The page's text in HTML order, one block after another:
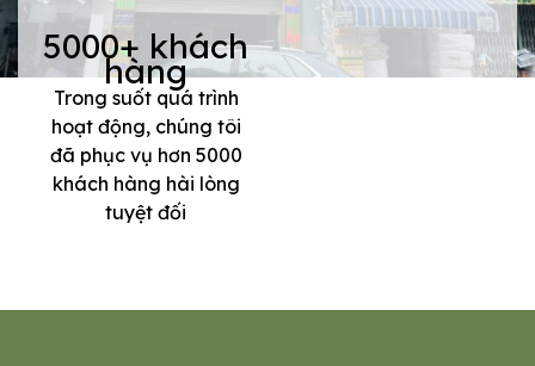
5000+ khách
hàng
Trong suốt quá trình
hoạt động, chúng tôi
đã phục vụ hơn 5000
khách hàng hài lòng
tuyệt đối